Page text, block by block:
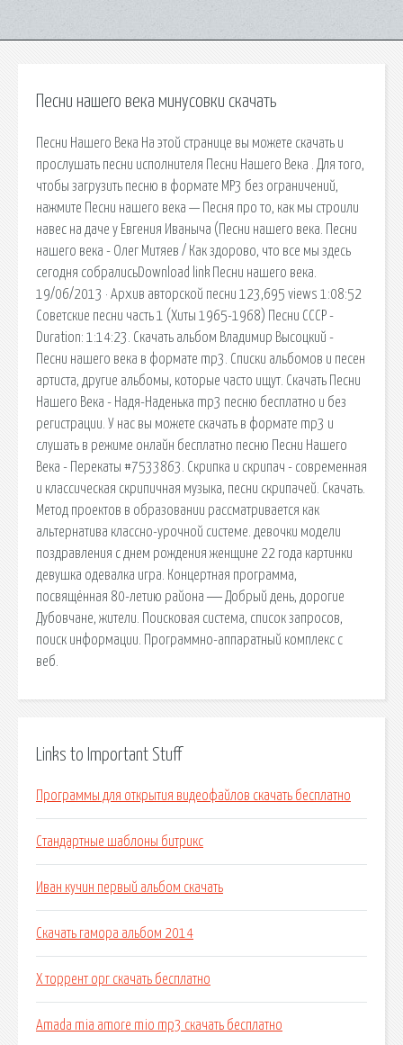
Песни нашего века минусовки скачать
Песни Нашего Века На этой странице вы можете скачать и
прослушать песни исполнителя Песни Нашего Века . Для того,
чтобы загрузить песню в формате MP3 без ограничений,
нажмите Песни нашего века — Песня про то, как мы строили
навес на даче у Евгения Иваныча (Песни нашего века. Песни
нашего века - Олег Митяев / Как здорово, что все мы здесь
сегодня собралисьDownload link Песни нашего века.
19/06/2013 · Архив авторской песни 123,695 views 1:08:52
Советские песни часть 1 (Хиты 1965-1968) Песни СССР -
Duration: 1:14:23. Скачать альбом Владимир Высоцкий -
Песни нашего века в формате mp3. Списки альбомов и песен
артиста, другие альбомы, которые часто ищут. Скачать Песни
Нашего Века - Надя-Наденька mp3 песню бесплатно и без
регистрации. У нас вы можете скачать в формате mp3 и
слушать в режиме онлайн бесплатно песню Песни Нашего
Века - Перекаты #7533863. Скрипка и скрипач - современная
и классическая скрипичная музыка, песни скрипачей. Скачать.
Метод проектов в образовании рассматривается как
альтернатива классно-урочной системе. девочки модели
поздравления с днем рождения женщине 22 года картинки
девушка одевалка игра. Концертная программа,
посвящённая 80-летию района ― Добрый день, дорогие
Дубовчане, жители. Поисковая сиcтема, список запросов,
поиск информации. Программно-аппаратный комплекс с
веб.
Links to Important Stuff
Программы для открытия видеофайлов скачать бесплатно
Стандартные шаблоны битрикс
Иван кучин первый альбом скачать
Скачать гамора альбом 2014
Х торрент орг скачать бесплатно
Amada mia amore mio mp3 скачать бесплатно